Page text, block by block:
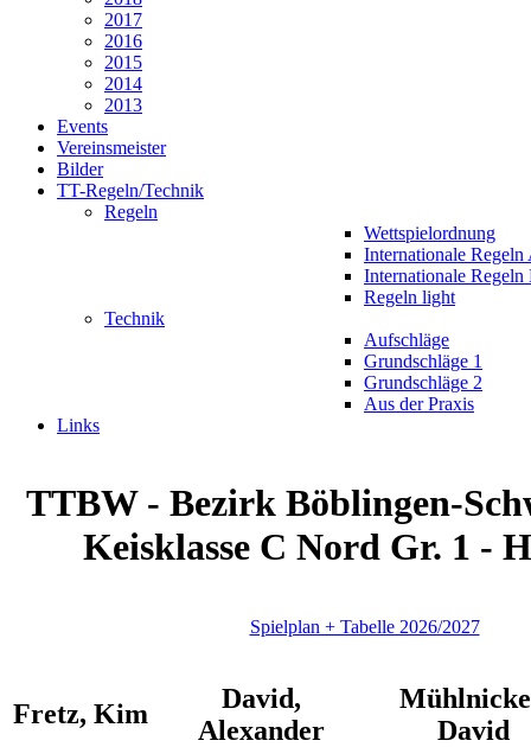
2017
2016
2015
2014
2013
Events
Vereinsmeister
Bilder
TT-Regeln/Technik
Regeln
Wettspielordnung
Internationale Regeln
Internationale Regeln
Regeln light
Technik
Aufschläge
Grundschläge 1
Grundschläge 2
Aus der Praxis
Links
TTBW - Bezirk Böblingen-
Keisklasse C Nord Gr. 1 -
Spielplan + Tabelle 2026/2027
Fretz, Kim
David,
Alexander
David